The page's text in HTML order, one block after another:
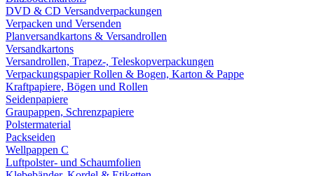
DVD & CD Versandverpackungen
Verpacken und Versenden
Planversandkartons & Versandrollen
Versandkartons
Versandrollen, Trapez-, Teleskopverpackungen
Verpackungspapier Rollen & Bogen, Karton & Pappe
Kraftpapiere, Bögen und Rollen
Seidenpapiere
Graupappen, Schrenzpapiere
Polstermaterial
Packseiden
Wellpappen C
Luftpolster- und Schaumfolien